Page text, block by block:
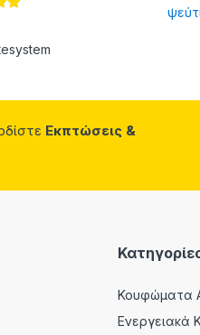
Εκπτώσεις &
Κουφώματα
Ενεργειακά